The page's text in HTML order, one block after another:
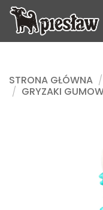
Przewiń
zawartości
STRONA GŁÓWNA /
/ GRYZAKI